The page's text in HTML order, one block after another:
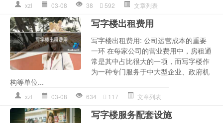
xzl 03-08 38 592 文章列表
写字楼出租费用
写字楼出租费用: 公司运营成本的重要
一环 在每家公司的营业费用中，房租通
常是其中占比很大的一项，而写字楼作
为一种专门服务于中大型企业、政府机
构等单位...
xzl 03-08 634 117 文章列表
写字楼服务配套设施